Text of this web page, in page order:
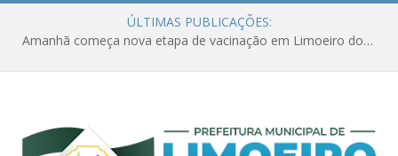
ÚLTIMAS PUBLICAÇÕES:
Amanhã começa nova etapa de vacinação em Limoeiro do Ajuru para idosos com 65 ou mais